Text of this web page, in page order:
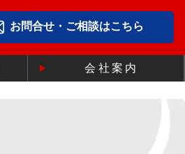
お問合せ・ご相談はこちら
会社案内